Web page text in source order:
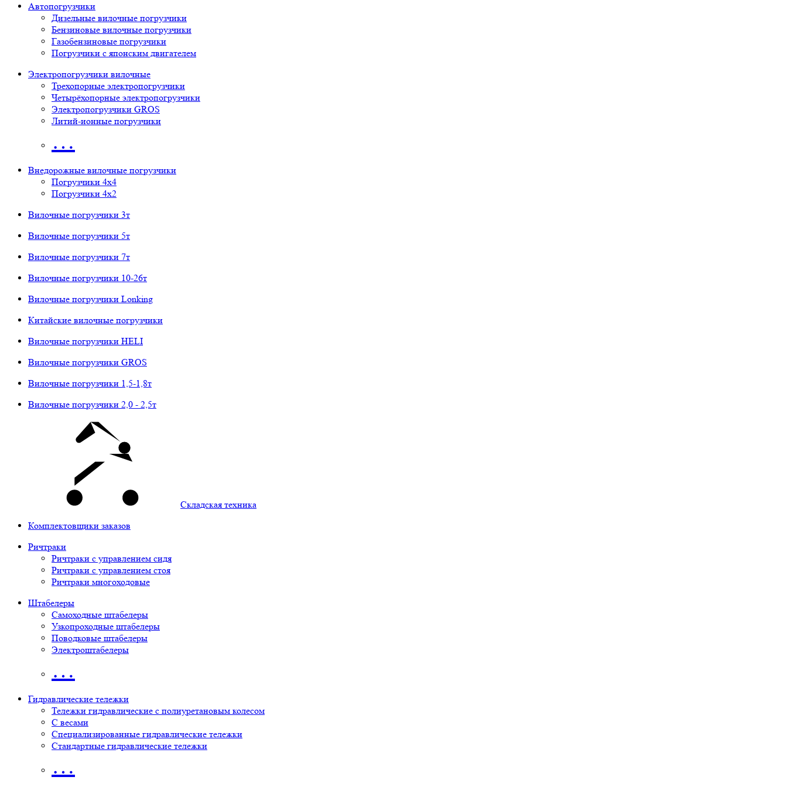
Автопогрузчики
Дизельные вилочные погрузчики
Бензиновые вилочные погрузчики
Газобензиновые погрузчики
Погрузчики с японским двигателем
Электропогрузчики вилочные
Трехопорные электропогрузчики
Четырёхопорные электропогрузчики
Электропогрузчики GROS
Литий-ионные погрузчики
…
Внедорожные вилочные погрузчики
Погрузчики 4х4
Погрузчики 4х2
Вилочные погрузчики 3т
Вилочные погрузчики 5т
Вилочные погрузчики 7т
Вилочные погрузчики 10-26т
Вилочные погрузчики Lonking
Китайские вилочные погрузчики
Вилочные погрузчики HELI
Вилочные погрузчики GROS
Вилочные погрузчики 1,5-1,8т
Вилочные погрузчики 2,0 - 2,5т
Складская техника
Комплектовщики заказов
Ричтраки
Ричтраки с управлением сидя
Ричтраки с управлением стоя
Ричтраки многоходовые
Штабелеры
Самоходные штабелеры
Узкопроходные штабелеры
Поводковые штабелеры
Электроштабелеры
…
Гидравлические тележки
Тележки гидравлические с полиуретановым колесом
С весами
Специализированные гидравлические тележки
Стандартные гидравлические тележки
…